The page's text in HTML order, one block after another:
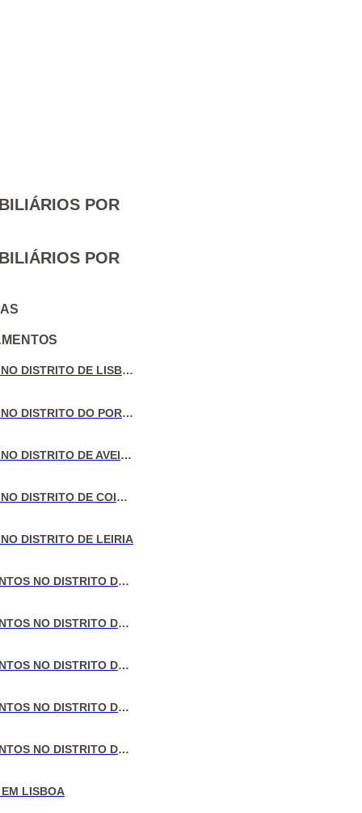
POR
POR
VENDA DE MORADIAS NO DISTRITO DE LISBOA
VENDA DE MORADIAS NO DISTRITO DO PORTO
VENDA DE MORADIAS NO DISTRITO DE AVEIRO
VENDA DE MORADIAS NO DISTRITO DE COIMBRA
DISTRITO DE LEIRIA
VENDA DE APARTAMENTOS NO DISTRITO DE LISBOA
VENDA DE APARTAMENTOS NO DISTRITO DO PORTO
VENDA DE APARTAMENTOS NO DISTRITO DE AVEIRO
VENDA DE APARTAMENTOS NO DISTRITO DE COIMBRA
VENDA DE APARTAMENTOS NO DISTRITO DE LEIRIA
LISBOA